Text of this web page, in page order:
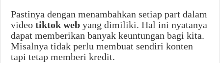
Pastinya dengan menambahkan setiap part dalam
video tiktok web yang dimiliki. Hal ini nyatanya
dapat memberikan banyak keuntungan bagi kita.
Misalnya tidak perlu membuat sendiri konten
tapi tetap memberi kredit.